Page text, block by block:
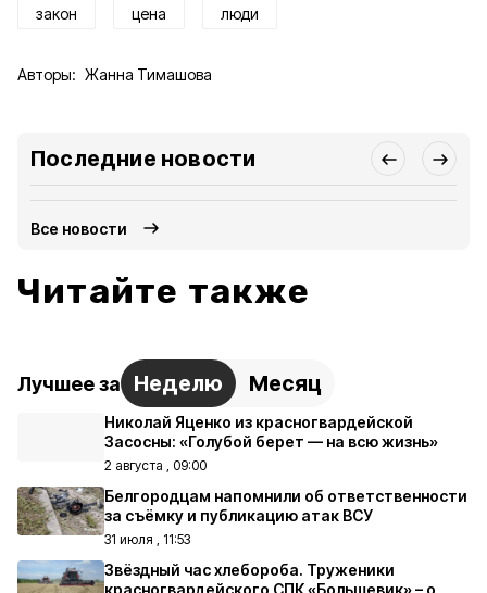
закон цена люди
Авторы: Жанна Тимашова
Последние новости
Все новости
Читайте также
Лучшее за Неделю Месяц
Николай Яценко из красногвардейской
Засосны: «Голубой берет — на всю жизнь»
2 августа , 09:00
Белгородцам напомнили об ответственности
за съёмку и публикацию атак ВСУ
31 июля , 11:53
Звёздный час хлебороба. Труженики
красногвардейского СПК «Большевик» – о